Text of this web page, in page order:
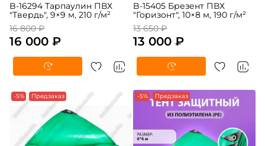
B-16294 Тарпаулин ПВХ
"Твердь", 9×9 м, 210 г/м²
16 800 ₽
16 000 ₽
B-15405 Брезент ПВХ
"Горизонт", 10×8 м, 190 г/м²
13 650 ₽
13 000 ₽
-5% Предзаказ -5% Предзаказ